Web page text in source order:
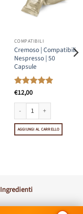
Firma | 50 Capsule quantità
COMPATIBILI
Cremoso | Compatibili
Nespresso | 50
Capsule
Valutato
€12,00
Cremoso | Compatibili
AGGIUNGI AL CARRELLO